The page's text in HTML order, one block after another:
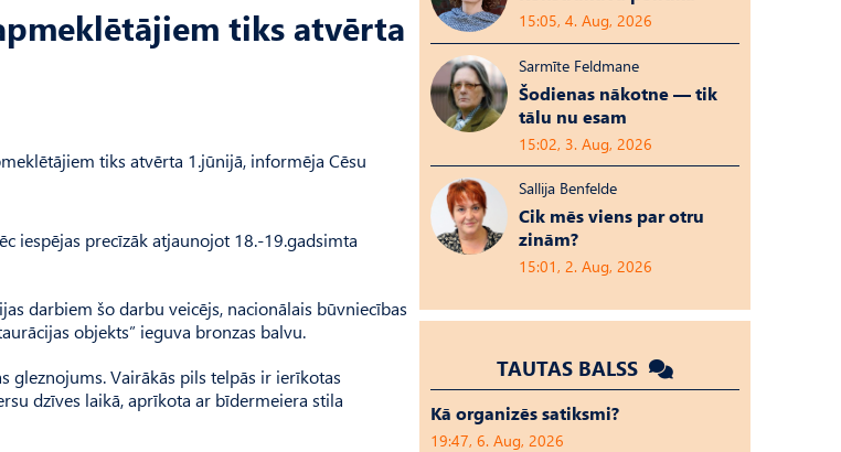
tiks atvērta
tiks atvērta 1.jūnijā, informēja Cēsu
iespējas precīzāk atjaunojot 18.-19.gadsimta
darbiem šo darbu veicējs, nacionālais būvniecības
objekts” ieguva bronzas balvu.
gleznojums. Vairākās pils telpās ir ierīkotas
dzīves laikā, aprīkota ar bīdermeiera stila
15:05, 4. Aug, 2026
Sarmīte Feldmane
Šodienas nākotne — tik
tālu nu esam
15:02, 3. Aug, 2026
Sallija Benfelde
Cik mēs viens par otru
zinām?
15:01, 2. Aug, 2026
TAUTAS BALSS
Kā organizēs satiksmi?
19:47, 6. Aug, 2026